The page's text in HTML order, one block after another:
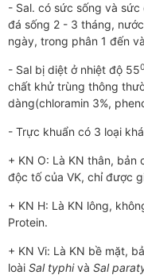
- Sal. có sức sống và
đá sống 2 - 3 tháng,
ngày, trong phân 1 đến
- Sal bị diệt ở nhiệt độ 550
chất khử trùng thông
dàng(chloramin 3%,
- Trực khuẩn có 3 loại
+ KN O: Là KN thân, bản
độc tố của VK, chỉ đ­­ược
+ KN H: Là KN lông,
Protein.
+ KN Vi: Là KN bề mặt,
loài Sal typhivà Sal